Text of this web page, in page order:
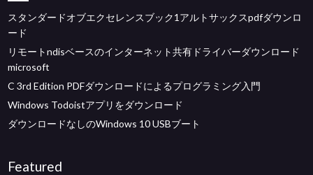
スタンダードオブエクセレンスブック1アルトサックスpdfダウンロ
ード
リモートndisベースのインターネット共有ドライバーダウンロード
microsoft
C 3rd Edition PDFダウンロードによるプログラミング入門
Windows Todoistアプリをダウンロード
ダウンロードなしのWindows 10 USBブート
Featured